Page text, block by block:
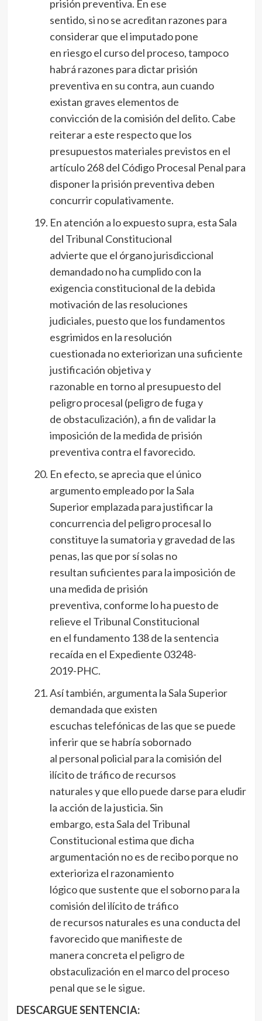
prisión preventiva. En ese
sentido, si no se acreditan razones para
considerar que el imputado pone
en riesgo el curso del proceso, tampoco
habrá razones para dictar prisión
preventiva en su contra, aun cuando
existan graves elementos de
convicción de la comisión del delito. Cabe
reiterar a este respecto que los
presupuestos materiales previstos en el
artículo 268 del Código Procesal Penal para
disponer la prisión preventiva deben
concurrir copulativamente.
En atención a lo expuesto supra, esta Sala
del Tribunal Constitucional
advierte que el órgano jurisdiccional
demandado no ha cumplido con la
exigencia constitucional de la debida
motivación de las resoluciones
judiciales, puesto que los fundamentos
esgrimidos en la resolución
cuestionada no exteriorizan una suficiente
justificación objetiva y
razonable en torno al presupuesto del
peligro procesal (peligro de fuga y
de obstaculización), a fin de validar la
imposición de la medida de prisión
preventiva contra el favorecido.
En efecto, se aprecia que el único
argumento empleado por la Sala
Superior emplazada para justificar la
concurrencia del peligro procesal lo
constituye la sumatoria y gravedad de las
penas, las que por sí solas no
resultan suficientes para la imposición de
una medida de prisión
preventiva, conforme lo ha puesto de
relieve el Tribunal Constitucional
en el fundamento 138 de la sentencia
recaída en el Expediente 03248-
2019-PHC.
Así también, argumenta la Sala Superior
demandada que existen
escuchas telefónicas de las que se puede
inferir que se habría sobornado
al personal policial para la comisión del
ilícito de tráfico de recursos
naturales y que ello puede darse para eludir
la acción de la justicia. Sin
embargo, esta Sala del Tribunal
Constitucional estima que dicha
argumentación no es de recibo porque no
exterioriza el razonamiento
lógico que sustente que el soborno para la
comisión del ilícito de tráfico
de recursos naturales es una conducta del
favorecido que manifieste de
manera concreta el peligro de
obstaculización en el marco del proceso
penal que se le sigue.
DESCARGUE SENTENCIA: